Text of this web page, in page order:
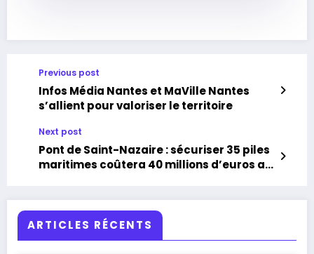
Previous post
Infos Média Nantes et MaVille Nantes
s’allient pour valoriser le territoire
Next post
Pont de Saint-Nazaire : sécuriser 35 piles
maritimes coûtera 40 millions d’euros au
ARTICLES RÉCENTS